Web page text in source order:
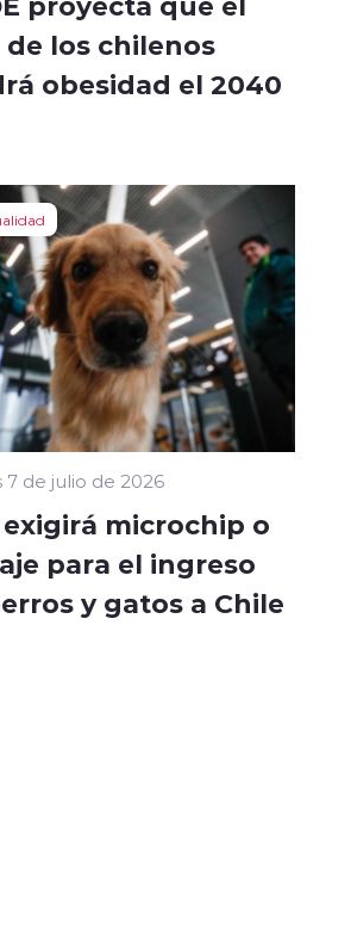
de los chilenos
obesidad el 2040
7 de julio de 2026
exigirá microchip o
para el ingreso
y gatos a Chile